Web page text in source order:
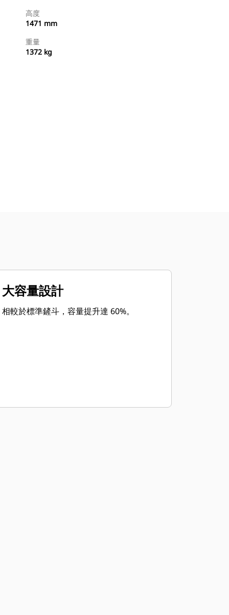
高度
1471 mm
重量
1372 kg
大容量設計
相較於標準鏟斗，容量提升達 60%。